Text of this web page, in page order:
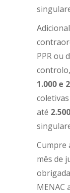
PPR ou
1.000 e
até
Cumpre
mês de
MENAC